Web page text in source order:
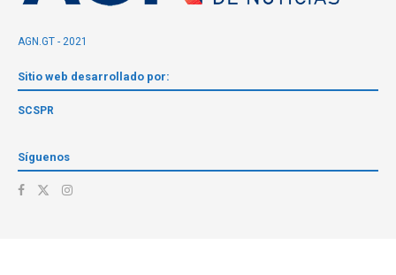
AGN.GT - 2021
Sitio web desarrollado por:
SCSPR
Síguenos